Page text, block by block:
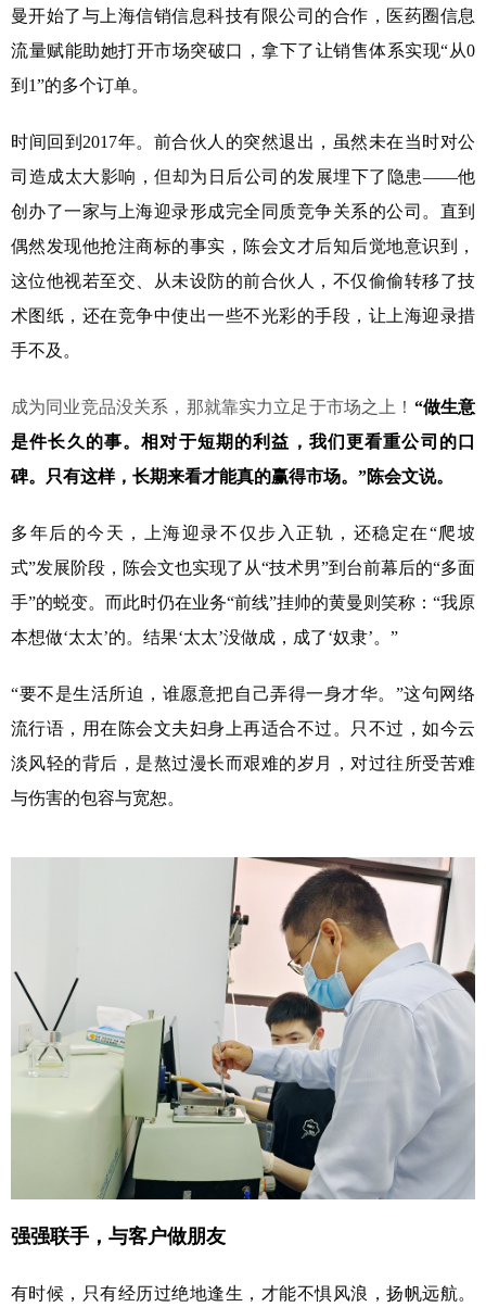
曼开始了与上海信销信息科技有限公司的合作，医药圈信息
流量赋能助她打开市场突破口，拿下了让销售体系实现“从0
到1”的多个订单。
时间回到2017年。前合伙人的突然退出，虽然未在当时对公
司造成太大影响，但却为日后公司的发展埋下了隐患——他
创办了一家与上海迎录形成完全同质竞争关系的公司。直到
偶然发现他抢注商标的事实，陈会文才后知后觉地意识到，
这位他视若至交、从未设防的前合伙人，不仅偷偷转移了技
术图纸，还在竞争中使出一些不光彩的手段，让上海迎录措
手不及。
成为同业竞品没关系，那就靠实力立足于市场之上！ “做生意
是件长久的事。相对于短期的利益，我们更看重公司的口
碑。只有这样，长期来看才能真的赢得市场。 ”陈会文说。
多年后的今天，上海迎录不仅步入正轨，还稳定在“爬坡
式”发展阶段，陈会文也实现了从“技术男”到台前幕后的“多面
手”的蜕变。而此时仍在业务“前线”挂帅的黄曼则笑称：“我原
本想做‘太太’的。结果‘太太’没做成，成了‘奴隶’。”
“要不是生活所迫，谁愿意把自己弄得一身才华。”这句网络
流行语，用在陈会文夫妇身上再适合不过。只不过，如今云
淡风轻的背后，是熬过漫长而艰难的岁月，对过往所受苦难
与伤害的包容与宽恕。
强强联手，与客户做朋友
有时候，只有经历过绝地逢生，才能不惧风浪，扬帆远航。